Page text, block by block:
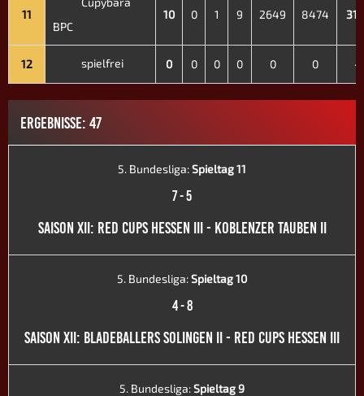
11
BPC
10 0 1 9 2649 8474
12 spielfrei 0 0 0 0 0 0 -
ERGEBNISSE: 47
5. Bundesliga:Spieltag 11
7-5
SAISON XII: RED CUPS HESSEN III - KOBLENZER TAUBEN II
5. Bundesliga:Spieltag 10
4-8
SAISON XII: BLADEBALLERS SOLINGEN II - RED CUPS HESSEN III
5. Bundesliga:Spieltag 9